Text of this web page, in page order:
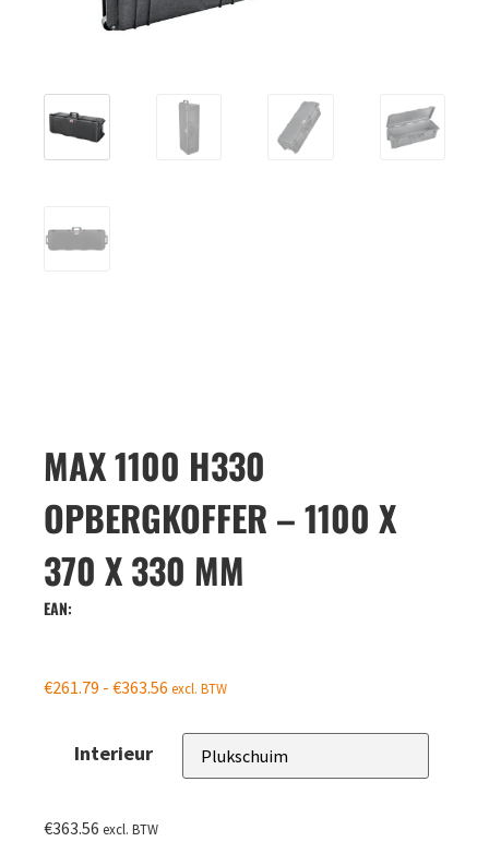
MAX 1100 H330
OPBERGKOFFER – 1100 X
370 X 330 MM
EAN:
€261.79 - €363.56 excl. BTW
Interieur
€363.56 excl. BTW